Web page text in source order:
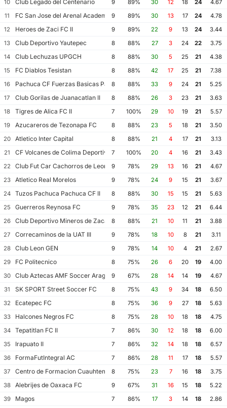
10 Club Legado del Centenario 9 89% 30 12 18 24
4.67
11
FC San Jose del Arenal Academia America Leyendas
9 89% 30 13 17 24
4.78
12
Heroes de Zaci FC II 9 89% 22 9 13 24
3.44
13
Club Deportivo Yautepec 8 88% 27 3 24 22
3.75
14
Club Lechuzas UPGCH 8 88% 30 5 25 21
4.38
15
FC Diablos Tesistan 8 88% 42 17 25 21
7.38
16
Pachuca CF Fuerzas Basicas Pachuca CF III
8 88% 33 9 24 21
5.25
17
Club Gorilas de Juanacatlan II 8 88% 26 3 23 21
3.63
18
Tigres de Alica FC II 7 100% 29 10 19 21
5.57
19
Azucareros de Tezonapa FC 8 88% 23 5 18 21
3.50
20
Atletico Inter Capital 8 88% 21 4 17 21
3.13
21
CF Volcanes de Colima Deportivo Tala
7 100% 20 4 16 21
3.43
22
Club Fut Car Cachorros de Leon 9 78% 29 13 16 21
4.67
23
Atletico Real Morelos 9 78% 24 9 15 21
3.67
24
Tuzos Pachuca Pachuca CF II 8 88% 30 15 15 21
5.63
25
Guerreros Reynosa FC 9 78% 35 23 12 21
6.44
26
Club Deportivo Mineros de Zacatecas II
8 88% 21 10 11 21
3.88
27
Correcaminos de la UAT III 9 78% 18 10 8 21
3.11
28
Club Leon GEN 9 78% 14 10 4 21
2.67
29
FC Politecnico 8 75% 26 6 20 19
4.00
30
Club Aztecas AMF Soccer Aragon9 67% 28 14 14 19
4.67
31
SK SPORT Street Soccer FC 8 75% 43 9 34 18
6.50
32
Ecatepec FC 8 75% 36 9 27 18
5.63
33
Halcones Negros FC 8 75% 28 10 18 18
4.75
34
Tepatitlan FC II 7 86% 30 12 18 18
6.00
35
Irapuato II 7 86% 32 14 18 18
6.57
36
FormaFutIntegral AC 7 86% 28 11 17 18
5.57
37
Centro de Formacion Cuauhtemoc Blanco
8 75% 23 7 16 18
3.75
38
Alebrijes de Oaxaca FC 9 67% 31 16 15 18
5.22
39
Magos 7 86% 17 3 14 18
2.86